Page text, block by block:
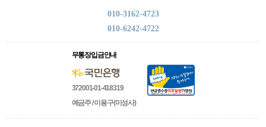
010-3162-4723
010-6242-4722
무통장입금안내
372001-01-418319
예금주 / 이용구(미성사)